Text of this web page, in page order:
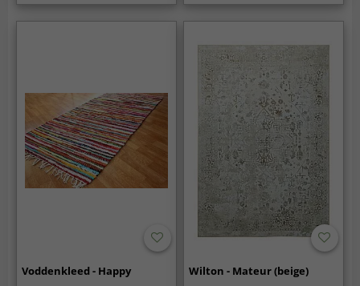
Voddenkleed - Happy Wilton - Mateur (beige)